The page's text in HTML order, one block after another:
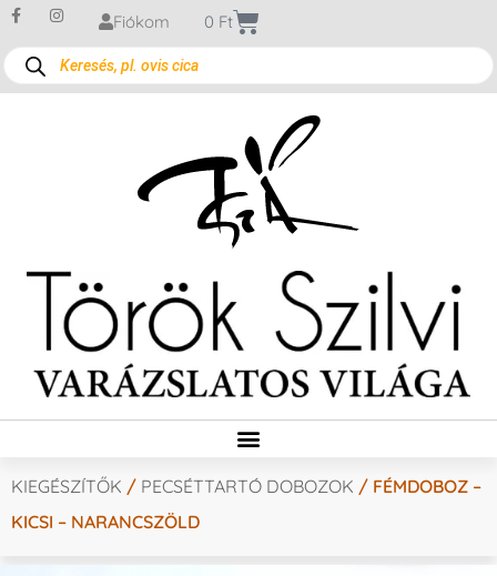
Fiókom 0 Ft
KIEGÉSZÍTŐK / PECSÉTTARTÓ DOBOZOK / FÉMDOBOZ –
KICSI – NARANCSZÖLD